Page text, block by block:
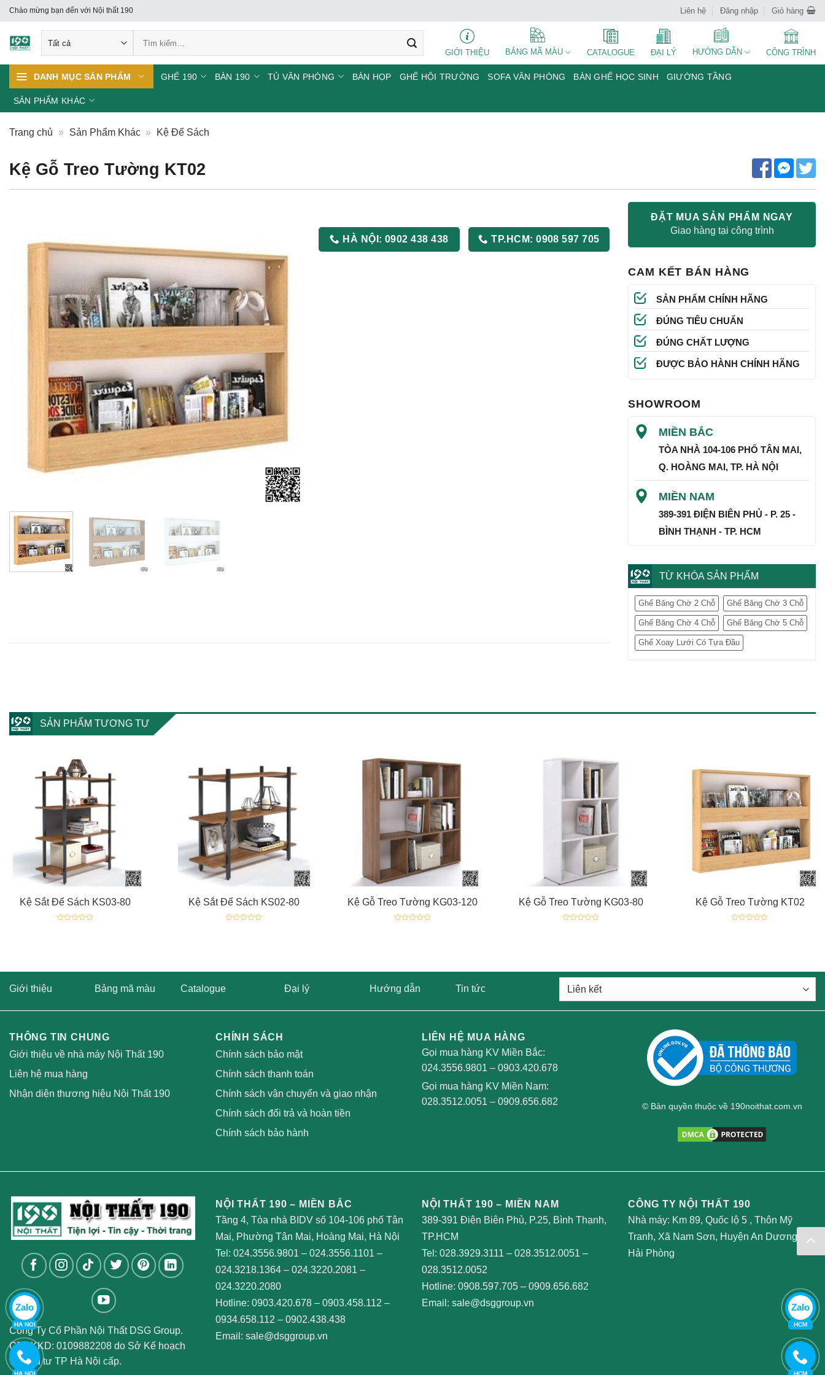
Skip
to
content
Chào mừng bạn đến với Nội thất 190 Liên hệ Đăng nhập Giỏ hàng
kiếm:
GIỚI THIỆU BẢNG MÃ MÀU CATALOGUE ĐẠI LÝ HƯỚNG DẪN CÔNG TRÌNH
DANH MỤC SẢN PHẨM GHẾ 190 BÀN 190 TỦ VĂN PHÒNG BÀN HỌP GHẾ HỘI TRƯỜNG SOFA VĂN PHÒNG BÀN GHẾ HỌC SINH GIƯỜNG TẦNG
SẢN PHẨM KHÁC
Trang chủ » Sản Phẩm Khác » Kệ Để Sách
Kệ Gỗ Treo Tường KT02
HÀ NỘI: 0902 438 438 TP.HCM:0908 597 705
ĐẶT MUA SẢN PHẨM NGAY
Giao hàng tại công trình
CAM KẾT BÁN HÀNG
SẢN PHẨM CHÍNH HÃNG
ĐÚNG TIÊU CHUẨN
ĐÚNG CHẤT LƯỢNG
ĐƯỢC BẢO HÀNH CHÍNH HÃNG
SHOWROOM
MIỀN BẮC
TÒA NHÀ 104-106 PHỐ TÂN MAI,
Q. HOÀNG MAI, TP. HÀ NỘI
MIỀN NAM
389-391 ĐIỆN BIÊN PHỦ - P. 25 -
BÌNH THẠNH - TP. HCM
TỪ KHÓA SẢN PHẨM
Ghế Băng Chờ 2 Chỗ Ghế Băng Chờ 3 Chỗ
Ghế Băng Chờ 4 Chỗ Ghế Băng Chờ 5 Chỗ
Ghế Xoay Lưới Có Tựa Đầu
SẢN PHẨM TƯƠNG TỰ
Kệ Sắt Để Sách KS03-80
+
Kệ Sắt Để Sách KS02-80
+
Kệ Gỗ Treo Tường KG03-120 Kệ Gỗ Treo Tường KG03-80
+
Kệ Gỗ Treo Tường KT02
Giới thiệu Bảng mã màu Catalogue Đại lý Hướng dẫn Tin tức
THÔNG TIN CHUNG
Giới thiệu về nhà máy Nội Thất 190
Liên hệ mua hàng
Nhận diện thương hiệu Nội Thất 190
CHÍNH SÁCH
Chính sách bảo mật
Chính sách thanh toán
Chính sách vận chuyển và giao nhận
Chính sách đổi trả và hoàn tiền
Chính sách bảo hành
LIÊN HỆ MUA HÀNG
Gọi mua hàng KV Miền Bắc:
024.3556.9801 – 0903.420.678
Gọi mua hàng KV Miền Nam:
028.3512.0051 – 0909.656.682 © Bản quyền thuộc về 190noithat.com.vn
Công Ty Cổ Phần Nội Thất DSG Group.
GPĐKKD: 0109882208 do Sở Kế hoạch
và Đầu tư TP Hà Nội cấp.
NỘI THẤT 190 – MIỀN BẮC
Tầng 4, Tòa nhà BIDV số 104-106 phố Tân
Mai, Phường Tân Mai, Hoàng Mai, Hà Nội
Tel: 024.3556.9801 – 024.3556.1101 –
024.3218.1364 – 024.3220.2081 –
024.3220.2080
Hotline: 0903.420.678 – 0903.458.112 –
0934.658.112 – 0902.438.438
Email: sale@dsggroup.vn
NỘI THẤT 190 – MIỀN NAM
389-391 Điện Biên Phủ, P.25, Bình Thạnh,
TP.HCM
Tel: 028.3929.3111 – 028.3512.0051 –
028.3512.0052
Hotline: 0908.597.705 – 0909.656.682
Email: sale@dsggroup.vn
CÔNG TY NỘI THẤT 190
Nhà máy: Km 89, Quốc lộ 5 , Thôn Mỹ
Tranh, Xã Nam Sơn, Huyện An Dương,
Hải Phòng
Zalo
HA NOI
HA NOI
Zalo
HCM
HCM